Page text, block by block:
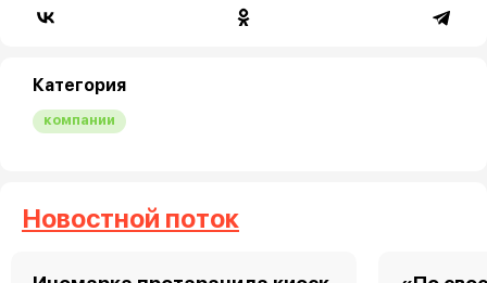
Категория
компании
Новостной поток